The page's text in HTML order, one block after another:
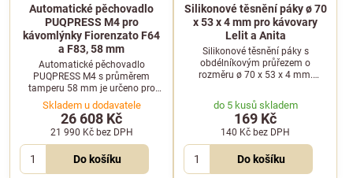
Automatické pěchovadlo
PUQPRESS M4 pro
kávomlýnky Fiorenzato F64
a F83, 58 mm
Automatické pěchovadlo
PUQPRESS M4 s průměrem
tamperu 58 mm je určeno pro
mlýnky Fiorenzato F64 a F83.
Nabízí přesné nastavení tlaku od
5 do 30 kg.
Skladem u dodavatele
26 608 Kč
21 990 Kč bez DPH
Do košíku
Silikonové těsnění páky ø 70
x 53 x 4 mm pro kávovary
Lelit a Anita
Silikonové těsnění páky s
obdélníkovým průřezem o
rozměru ø 70 x 53 x 4 mm.
kávovary Lelit PL041 a Anita.
do 5 kusů skladem
169 Kč
140 Kč bez DPH
Do košíku